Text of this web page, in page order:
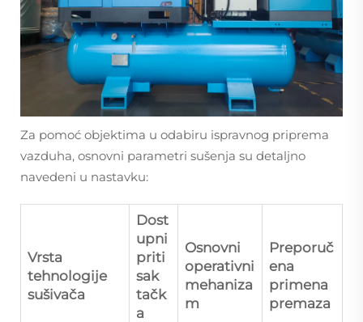
Za pomoć objektima u odabiru ispravnog priprema
vazduha, osnovni parametri sušenja su detaljno
navedeni u nastavku:
Vrsta
tehnologije
sušivača
Dost
upni
priti
sak
tačk
a
Osnovni
operativni
mehaniza
m
Preporuč
ena
primena
premaza